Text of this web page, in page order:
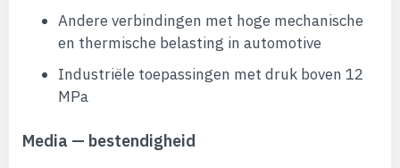
Andere verbindingen met hoge mechanische
en thermische belasting in automotive
Industriële toepassingen met druk boven 12
MPa
Media — bestendigheid